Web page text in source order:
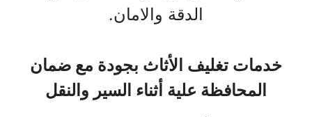
الدقة والامان.
خدمات تغليف الأثاث بجودة مع ضمان
المحافظة علية أثناء السير والنقل